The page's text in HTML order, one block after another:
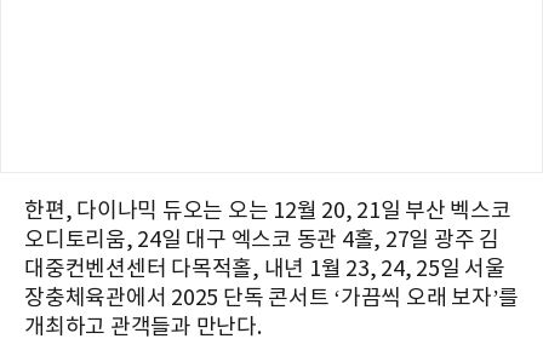
한편, 다이나믹 듀오는 오는 12월 20, 21일 부산 벡스코
오디토리움, 24일 대구 엑스코 동관 4홀, 27일 광주 김
대중컨벤션센터 다목적홀, 내년 1월 23, 24, 25일 서울
장충체육관에서 2025 단독 콘서트 ‘가끔씩 오래 보자’를
개최하고 관객들과 만난다.